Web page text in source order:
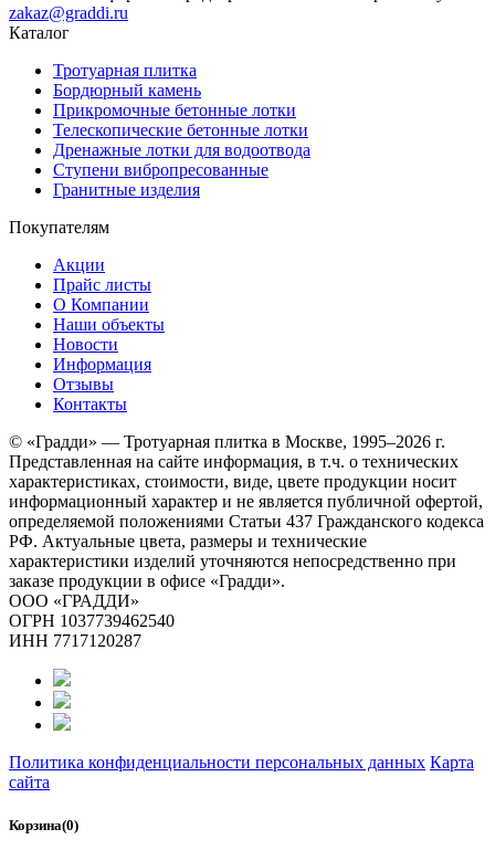
zakaz@graddi.ru
Каталог
Тротуарная плитка
Бордюрный камень
Прикромочные бетонные лотки
Телескопические бетонные лотки
Дренажные лотки для водоотвода
Ступени вибропресованные
Гранитные изделия
Покупателям
Акции
Прайс листы
О Компании
Наши объекты
Новости
Информация
Отзывы
Контакты
© «Градди» — Тротуарная плитка в Москве, 1995–2026 г.
Представленная на сайте информация, в т.ч. о технических
характеристиках, стоимости, виде, цвете продукции носит
информационный характер и не является публичной офертой,
определяемой положениями Статьи 437 Гражданского кодекса
РФ. Актуальные цвета, размеры и технические
характеристики изделий уточняются непосредственно при
заказе продукции в офисе «Градди».
ООО «ГРАДДИ»
ОГРН 1037739462540
ИНН 7717120287
Политика конфиденциальности персональных данных Карта
сайта
Корзина(0)